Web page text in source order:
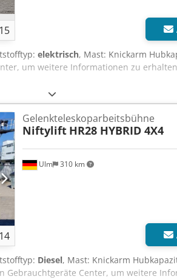
15
elektrisch, Mast: Knickarm
um weitere Informationen zu
14
Ulm 310 km
Gelenkteleskoparbeitsbühne
Niftylift HR28 HYBRID 4X4
Diesel, Mast: Knickarm
Gebrauchtgeräte Center, um weitere